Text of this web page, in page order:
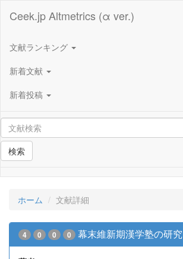
Ceek.jp Altmetrics (α ver.)
文献ランキング
新着文献
新着投稿
検索
ホーム 文献詳細
4 0 0 0 幕末維新期漢学塾の研究